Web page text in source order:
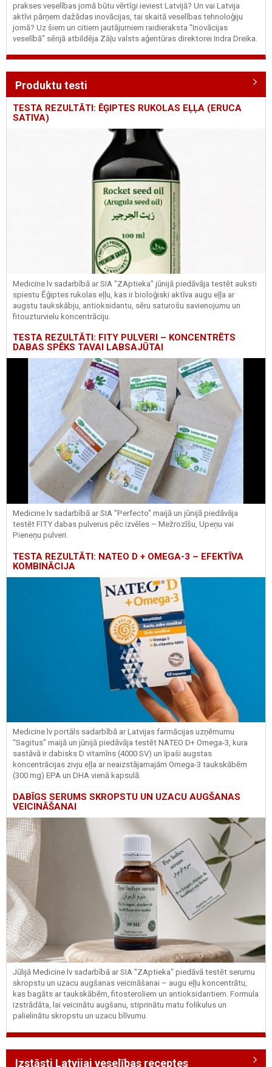
prakses veselības jomā būtu vērtīgi ieviest Latvijā? Un vai Latvija
aktīvi pārņem dažādas inovācijas, tai skaitā veselības tehnoloģiju
jomā? Uz šiem un citiem jautājumiem raidieraksta "Inovācijas
veselībā" sērijā atbildēja Zāļu valsts aģentūras direktorei Indra Dreika.
Produktu testi
TESTA REZULTĀTI: ĒĢIPTES RUKOLAS EĻĻA (ERUCA
SATIVA)
Medicine.lv sadarbībā ar SIA "ZAptieka" jūnijā piedāvāja testēt auksti
spiestu Ēģiptes rukolas eļļu, kas ir bioloģiski aktīva augu eļļa ar
augstu taukskābju, antioksidantu, sēru saturošu savienojumu un
fitouzturvielu koncentrāciju.
TESTA REZULTĀTI: FITY PULVERI – KONCENTRĒTS
DABAS SPĒKS TAVAI LABSAJŪTAI
Medicine.lv sadarbībā ar SIA "Perfecto" maijā un jūnijā piedāvāja
testēt FITY dabas pulverus pēc izvēles – Mežrozīšu, Upeņu vai
Pieneņu pulveri.
TESTA REZULTĀTI: NATEO D + OMEGA-3 – EFEKTĪVA
KOMBINĀCIJA
Medicine.lv portāls sadarbībā ar Latvijas farmācijas uzņēmumu
“Sagitus” maijā un jūnijā piedāvāja testēt NATEO D+ Omega-3, kura
sastāvā ir dabisks D vitamīns (4000 SV) un īpaši augstas
koncentrācijas zivju eļļa ar neaizstājamajām Omega-3 taukskābēm
(300 mg) EPA un DHA vienā kapsulā.
DABĪGS SERUMS SKROPSTU UN UZACU AUGŠANAS
VEICINĀŠANAI
Jūlijā Medicine.lv sadarbībā ar SIA "ZAptieka" piedāvā testēt serumu
skropstu un uzacu augšanas veicināšanai – augu eļļu koncentrātu,
kas bagāts ar taukskābēm, fitosteroliem un antioksidantiem. Formula
izstrādāta, lai veicinātu augšanu, stiprinātu matu folikulus un
palielinātu skropstu un uzacu blīvumu.
Izstāsti Latvijai veselības receptes